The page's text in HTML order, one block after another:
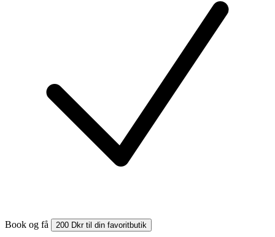
Book og få 200 Dkr til din favoritbutik